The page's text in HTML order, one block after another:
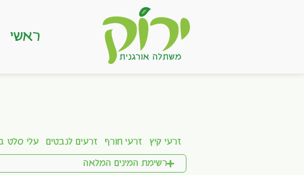
ראשי
זרעי קיץ זרעי חורף זרעים לנבטים עלי סלט
רשימת המינים המלאה